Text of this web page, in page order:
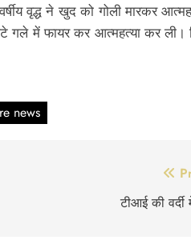
वृद्ध ने खुद को गोली मारकर
गले में फायर कर आत्महत्या कर
news
टीआई की वर्दी